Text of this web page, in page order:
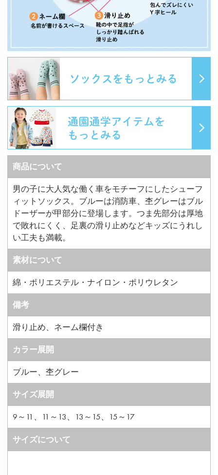
商品について
男の子に大人気な働く車をモチーフにしたシューフ
ィットソックス。ブルーは消防車、杢グレーはブル
ドーザーが甲部分に登場します。つま先部分は厚地
で敗れにくく、足裏の滑り止めなどキッズにうれし
い工夫も満載。
素材について
綿・ポリエステル・ナイロン・ポリウレタン
備考
滑り止め、ネーム欄付き
カラー展開
ブルー、杢グレー
サイズ展開
9～11、11～13、13～15、15～17
サイズについて